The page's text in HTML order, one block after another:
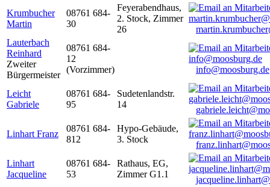
Krumbucher
Martin
08761 684-
30
Feyerabendhaus,
2. Stock, Zimmer
26
Lauterbach
Reinhard
Zweiter
Bürgermeister
08761 684-
12
(Vorzimmer)
info@moosburg.de
Leicht
Gabriele
08761 684-
95
Sudetenlandstr.
14
Linhart Franz
08761 684-
812
Hypo-Gebäude,
3. Stock
Linhart
Jacqueline
08761 684-
53
Rathaus, EG,
Zimmer G1.1